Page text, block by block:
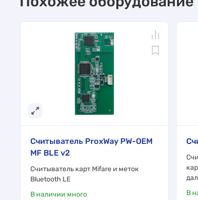
Считыватель ProxWay PW-OEM
MF BLE v2
Cчитыватель карт Mifare и меток
Bluetooth LE
В наличии много
В